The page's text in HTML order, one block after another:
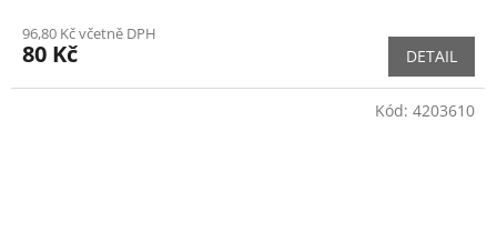
96,80 Kč včetně DPH
80 Kč DETAIL
Kód: 4203610